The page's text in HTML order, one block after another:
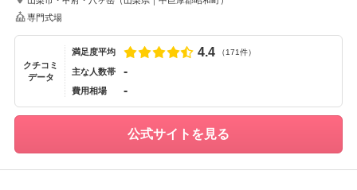
専門式場
クチコミ
データ
満足度平均 4.4 （171件）
主な人数帯 -
費用相場 -
公式サイトを見る